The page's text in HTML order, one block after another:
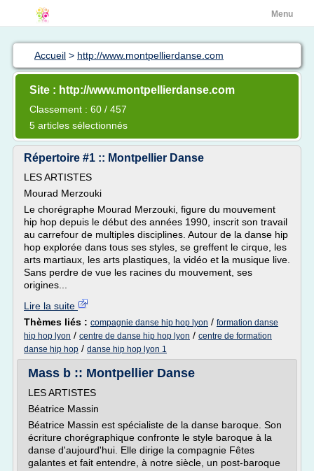
Menu
Accueil > http://www.montpellierdanse.com
Site : http://www.montpellierdanse.com
Classement : 60 / 457
5 articles sélectionnés
Répertoire #1 :: Montpellier Danse
LES ARTISTES
Mourad Merzouki
Le chorégraphe Mourad Merzouki, figure du mouvement
hip hop depuis le début des années 1990, inscrit son travail
au carrefour de multiples disciplines. Autour de la danse hip
hop explorée dans tous ses styles, se greffent le cirque, les
arts martiaux, les arts plastiques, la vidéo et la musique live.
Sans perdre de vue les racines du mouvement, ses
origines...
Lire la suite
Thèmes liés : compagnie danse hip hop lyon / formation danse
hip hop lyon / centre de danse hip hop lyon / centre de formation
danse hip hop / danse hip hop lyon 1
Mass b :: Montpellier Danse
LES ARTISTES
Béatrice Massin
Béatrice Massin est spécialiste de la danse baroque. Son
écriture chorégraphique confronte le style baroque à la
danse d'aujourd'hui. Elle dirige la compagnie Fêtes
galantes et fait entendre, à notre siècle, un post-baroque